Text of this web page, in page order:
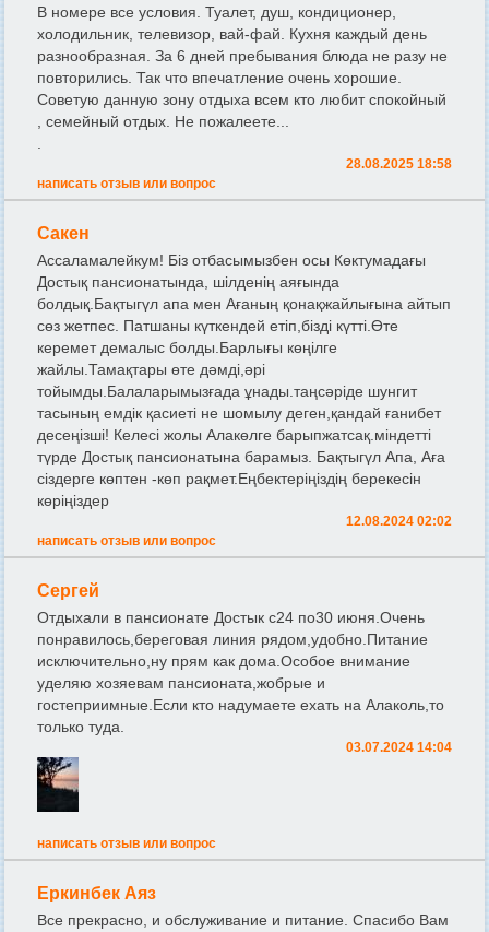
В номере все условия. Туалет, душ, кондиционер,
холодильник, телевизор, вай-фай. Кухня каждый день
разнообразная. За 6 дней пребывания блюда не разу не
повторились. Так что впечатление очень хорошие.
Советую данную зону отдыха всем кто любит спокойный
, семейный отдых. Не пожалеете...
.
28.08.2025 18:58
написать отзыв или вопрос
Сакен
Ассаламалейкум! Біз отбасымызбен осы Көктумадағы
Достық пансионатында, шілденің аяғында
болдық.Бақтыгүл апа мен Ағаның қонақжайлығына айтып
сөз жетпес. Патшаны күткендей етіп,бізді күтті.Өте
керемет демалыс болды.Барлығы көңілге
жайлы.Тамақтары өте дәмді,әрі
тойымды.Балаларымызғада ұнады.таңсәріде шунгит
тасының емдік қасиеті не шомылу деген,қандай ғанибет
десеңізші! Келесі жолы Алакөлге барыпжатсақ.міндетті
түрде Достық пансионатына барамыз. Бақтыгүл Апа, Аға
сіздерге көптен -көп рақмет.Еңбектеріңіздің берекесін
көріңіздер
12.08.2024 02:02
написать отзыв или вопрос
Сергей
Отдыхали в пансионате Достык с24 по30 июня.Очень
понравилось,береговая линия рядом,удобно.Питание
исключительно,ну прям как дома.Особое внимание
уделяю хозяевам пансионата,жобрые и
гостеприимные.Если кто надумаете ехать на Алаколь,то
только туда.
03.07.2024 14:04
написать отзыв или вопрос
Еркинбек Аяз
Все прекрасно, и обслуживание и питание. Спасибо Вам